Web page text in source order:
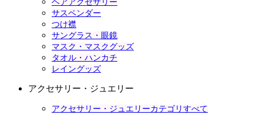
ヘアアクセサリー
サスペンダー
つけ襟
サングラス・眼鏡
マスク・マスクグッズ
タオル・ハンカチ
レイングッズ
アクセサリー・ジュエリー
アクセサリー・ジュエリーカテゴリすべて